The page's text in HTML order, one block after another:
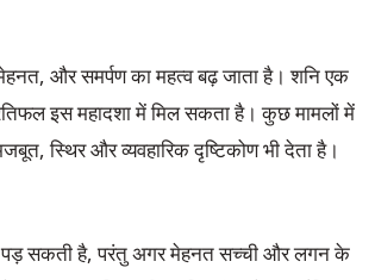
और समर्पण का महत्व बढ़ जाता है। शनि एक
इस महादशा में मिल सकता है। कुछ मामलों में
स्थिर और व्यवहारिक दृष्टिकोण भी देता है।
पड़ सकती है, परंतु अगर मेहनत सच्ची और लगन के